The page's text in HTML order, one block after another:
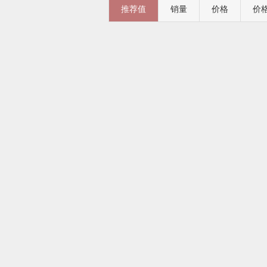
推荐值 销量 价格 价